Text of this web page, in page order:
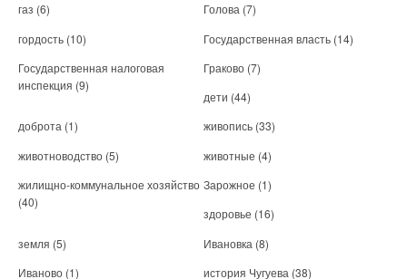
газ (6) Голова (7)
гордость (10) Государственная власть (14)
Государственная налоговая
инспекция (9)
Граково (7)
дети (44)
доброта (1) живопись (33)
животноводство (5) животные (4)
жилищно-коммунальное хозяйство
(40)
Зарожное (1)
здоровье (16)
земля (5) Ивановка (8)
Иваново (1) история Чугуева (38)